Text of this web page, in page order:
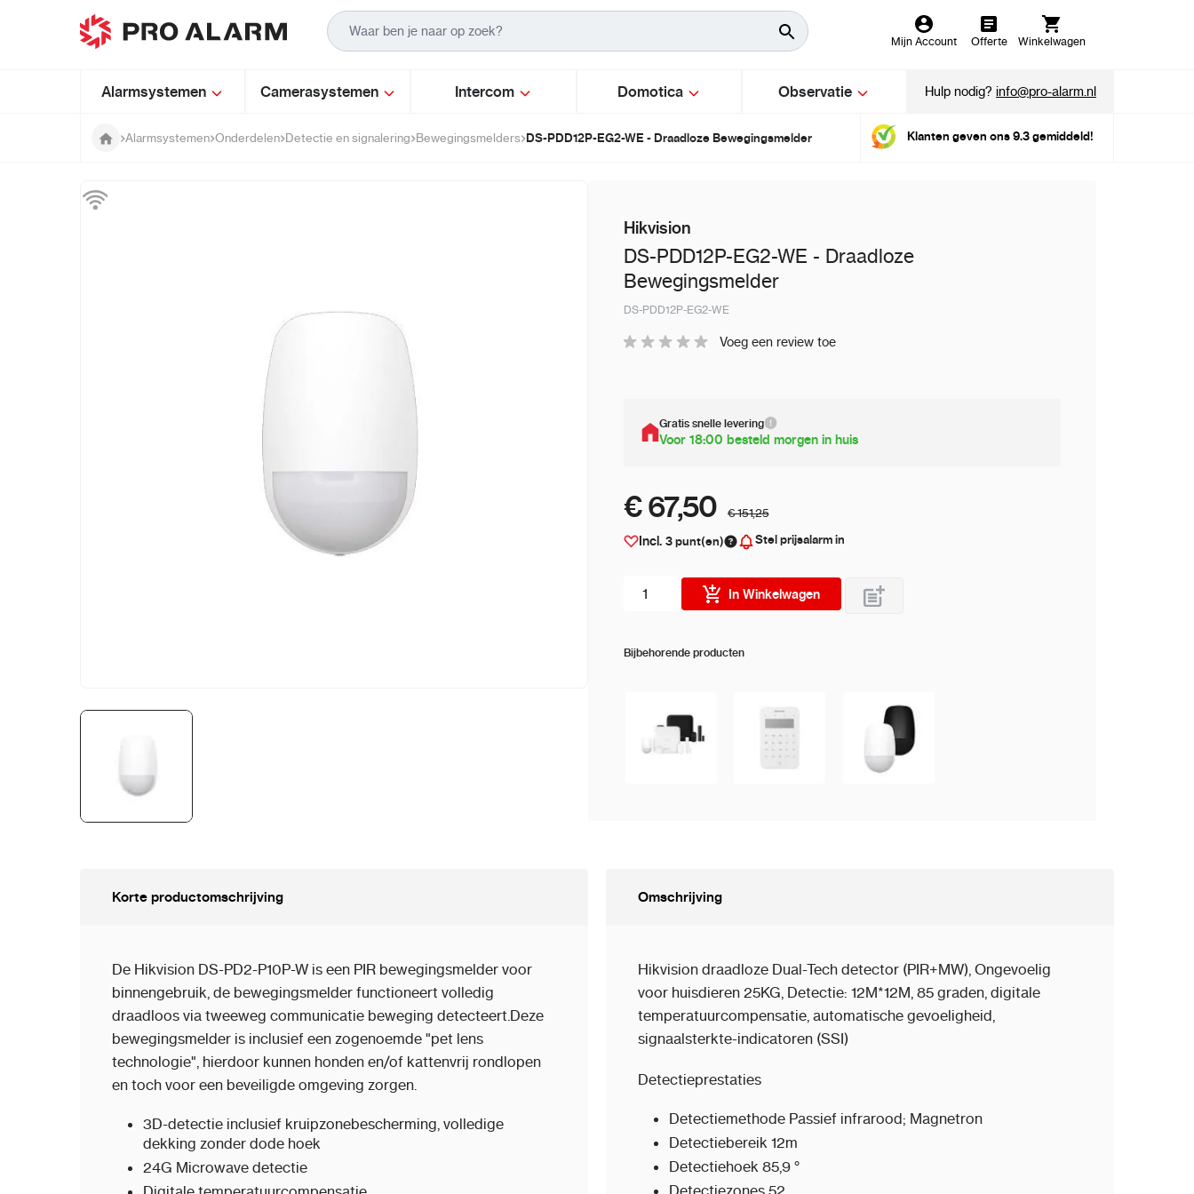
Ga naar de inhoud
Mijn Account Offerte Winkelwagen
Alarmsystemen Camerasystemen Intercom Domotica Observatie Hulp nodig?info@pro-alarm.nl
Alarmsystemen Onderdelen Detectie en signalering Bewegingsmelders DS-PDD12P-EG2-WE - Draadloze Bewegingsmelder Klanten geven ons 9.3 gemiddeld!
Hikvision
DS-PDD12P-EG2-WE - Draadloze
Bewegingsmelder
DS-PDD12P-EG2-WE
Voeg een review toe
Gratis snelle levering
Voor 18:00 besteld morgen in huis
€ 67,50 € 151,25
Incl. 3punt(en) Stel prijsalarm in
Aantal stuks
In Winkelwagen
Bijbehorende producten
Korte productomschrijving
De Hikvision DS-PD2-P10P-W is een PIR bewegingsmelder voor
binnengebruik, de bewegingsmelder functioneert volledig
draadloos via tweeweg communicatie beweging detecteert.Deze
bewegingsmelder is inclusief een zogenoemde "pet lens
technologie", hierdoor kunnen honden en/of kattenvrij rondlopen
en toch voor een beveiligde omgeving zorgen.
3D-detectie inclusief kruipzonebescherming, volledige
dekking zonder dode hoek
24G Microwave detectie
Omschrijving
Hikvision draadloze Dual-Tech detector (PIR+MW), Ongevoelig
voor huisdieren 25KG, Detectie: 12M*12M, 85 graden, digitale
temperatuurcompensatie, automatische gevoeligheid,
signaalsterkte-indicatoren (SSI)
Detectieprestaties
Detectiemethode Passief infrarood; Magnetron
Detectiebereik 12m
Detectiehoek 85,9 °
Detectiezones 52